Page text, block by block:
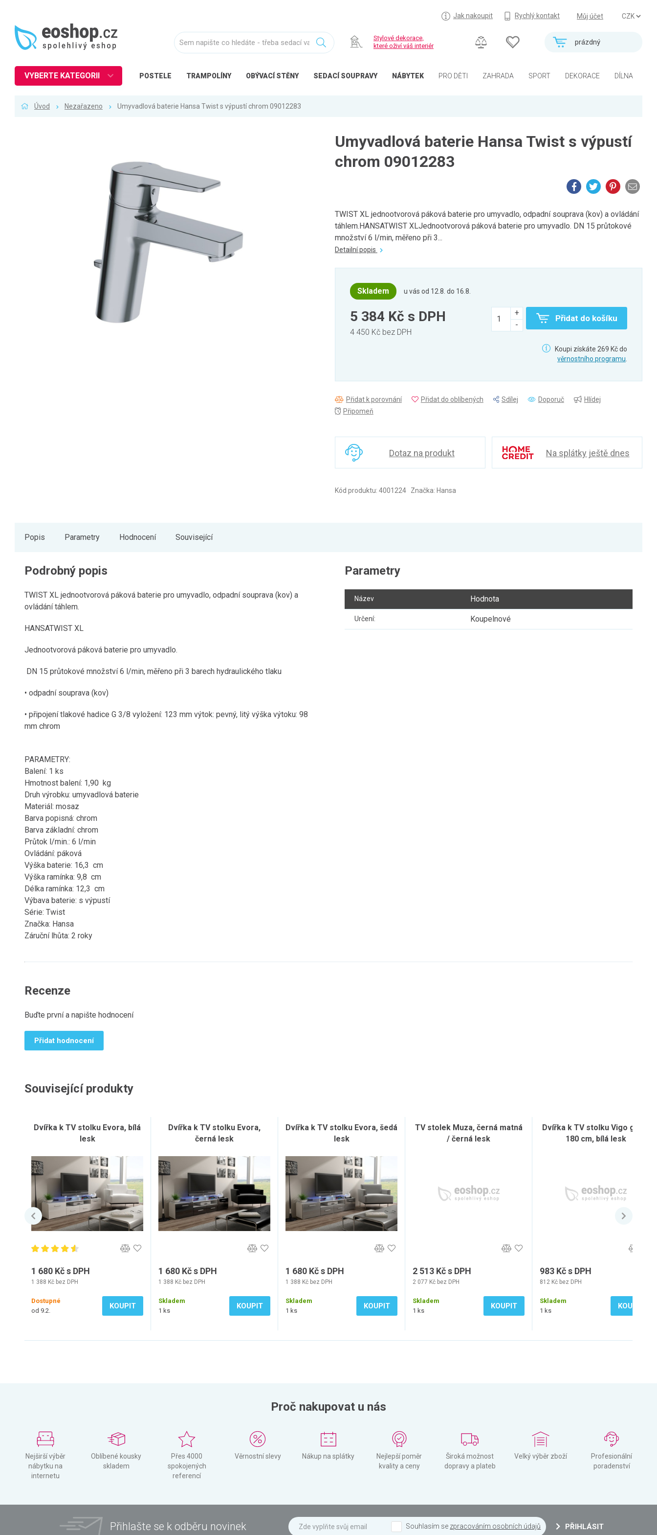
Můj účet
Jak nakoupit Rychlý kontakt
prázdný
Stylové dekorace,
které oživí váš interiér
POSTELE TRAMPOLÍNY OBÝVACÍ STĚNY SEDACÍ SOUPRAVY NÁBYTEK PRO DĚTI ZAHRADA SPORT DEKORACE DÍLNA
VYBERTE KATEGORII
Úvod Nezařazeno Umyvadlová baterie Hansa Twist s výpustí chrom 09012283
Umyvadlová baterie Hansa Twist s výpustí
chrom 09012283
TWIST XL jednootvorová páková baterie pro umyvadlo, odpadní souprava (kov) a ovládání
táhlem.HANSATWIST XLJednootvorová páková baterie pro umyvadlo. DN 15 průtokové
množství 6 l/min, měřeno při 3...
Detailní popis
Skladem u vás od 12.8. do 16.8.
5 384 Kč s DPH
4 450 Kč bez DPH
Přidat do košíku
Koupi získáte 269 Kč do
věrnostního programu
Přidat k porovnání Přidat do oblíbených Sdílej Doporuč
Hlídej
Připomeň
Dotaz na produkt Na splátky ještě dnes
Kód produktu: 4001224 Značka: Hansa
Popis Parametry Hodnocení Související
Podrobný popis
TWIST XL jednootvorová páková baterie pro umyvadlo, odpadní souprava (kov) a
ovládání táhlem.
HANSATWIST XL
Jednootvorová páková baterie pro umyvadlo.
DN 15 průtokové množství 6 l/min, měřeno při 3 barech hydraulického tlaku
• odpadní souprava (kov)
• připojení tlakové hadice G 3/8 vyložení: 123 mm výtok: pevný, litý výška výtoku: 98
mm chrom
PARAMETRY:
Balení: 1 ks
Hmotnost balení: 1,90 kg
Druh výrobku: umyvadlová baterie
Materiál: mosaz
Barva popisná: chrom
Barva základní: chrom
Průtok l/min.: 6 l/min
Ovládání: páková
Výška baterie: 16,3 cm
Výška ramínka: 9,8 cm
Délka ramínka: 12,3 cm
Výbava baterie: s výpustí
Série: Twist
Značka: Hansa
Záruční lhůta: 2 roky
Parametry
Název Hodnota
Určení: Koupelnové
Recenze
Buďte první a napište hodnocení
Přidat hodnocení
Související produkty
Dvířka k TV stolku Evora, bílá
lesk
1 680 Kč s DPH
1 388 Kč bez DPH
Dostupné
od 9.2.
KOUPIT
Dvířka k TV stolku Evora,
černá lesk
1 680 Kč s DPH
1 388 Kč bez DPH
Skladem
1 ks
KOUPIT
Dvířka k TV stolku Evora, šedá
lesk
1 680 Kč s DPH
1 388 Kč bez DPH
Skladem
1 ks
KOUPIT
TV stolek Muza, černá matná
/ černá lesk
2 513 Kč s DPH
2 077 Kč bez DPH
Skladem
1 ks
KOUPIT
Dvířka k TV stolku Vigo glass
180 cm, bílá lesk
983 Kč s DPH
812 Kč bez DPH
Skladem
1 ks
KOUPIT
Proč nakupovat u nás
Nejširší výběr
nábytku na
internetu
Oblíbené kousky
skladem
Přes 4000
spokojených
referencí
Věrnostní slevy Nákup na splátky
Nejlepší poměr
kvality a ceny
Široká možnost
dopravy a plateb
Velký výběr zboží
Profesionální
poradenství
Přihlašte se k odběru novinek Souhlasím se zpracováním osobních údajů PŘIHLÁSIT